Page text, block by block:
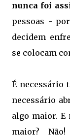
nunca foi
pessoas -
decidem
se colocam
É necessário
necessário
algo maior. E
maior? Não!